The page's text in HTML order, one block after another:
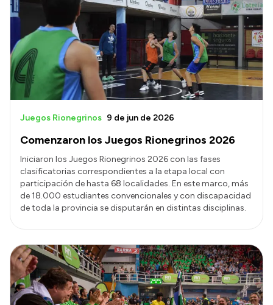
Comenzaron los Juegos Rionegrinos 2026
Juegos Rionegrinos 9 de jun de 2026
Iniciaron los Juegos Rionegrinos 2026 con las fases
clasificatorias correspondientes a la etapa local con
participación de hasta 68 localidades. En este marco, más
de 18.000 estudiantes convencionales y con discapacidad
de toda la provincia se disputarán en distintas disciplinas.